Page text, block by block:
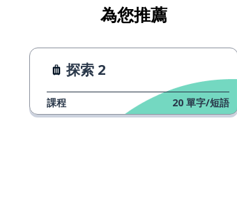
為您推薦
探索 2
課程 20 單字/短語